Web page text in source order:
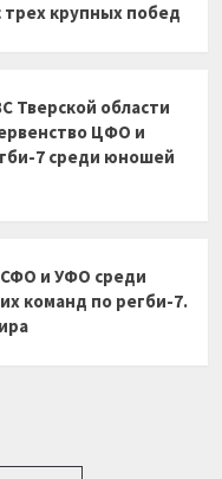
трех крупных побед
Тверской области
ЦФО и
7 среди юношей
и УФО среди
команд по регби-7.